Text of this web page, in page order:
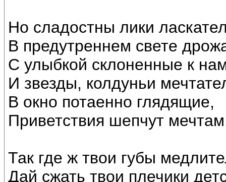
Но сладостны лики
В предутреннем свете
С улыбкой склоненные к
И звезды, колдуньи
В окно потаенно глядящие,
Приветствия шепчут
Так где ж твои губы
Дай сжать твои плечики